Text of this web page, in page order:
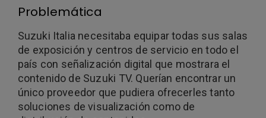
Problemática
Suzuki Italia necesitaba equipar todas sus salas
de exposición y centros de servicio en todo el
país con señalización digital que mostrara el
contenido de Suzuki TV. Querían encontrar un
único proveedor que pudiera ofrecerles tanto
soluciones de visualización como de